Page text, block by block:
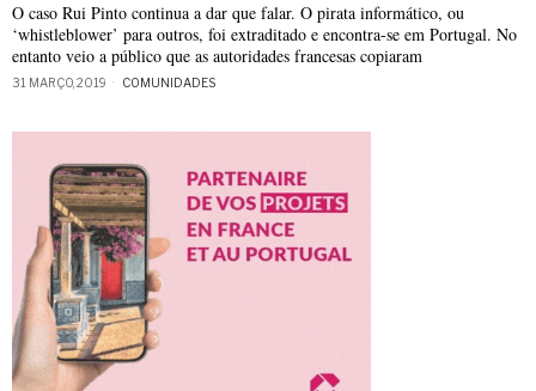
O caso Rui Pinto continua a dar que falar. O pirata informático, ou
‘whistleblower’ para outros, foi extraditado e encontra-se em Portugal. No
entanto veio a público que as autoridades francesas copiaram
31 MARÇO, 2019 COMUNIDADES